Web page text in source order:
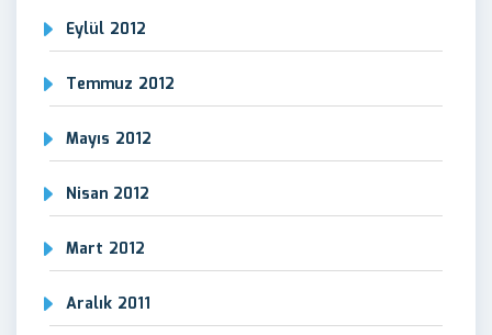
Eylül 2012
Temmuz 2012
Mayıs 2012
Nisan 2012
Mart 2012
Aralık 2011